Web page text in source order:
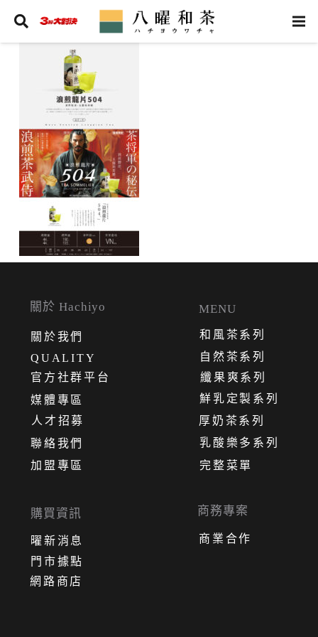
人才招募
關於 Hachiyo
關 於我們
QUALITY
官方社群平台
媒體專區
網路商店
門市據點
曜新消息
購買資訊
聯絡我們
加盟專區
商務專案
商業合作
乳酸樂多系列
厚奶茶系列
鮮乳定製系列
纖果爽系列
自然茶系列
和風茶系列
MENU
完整菜單